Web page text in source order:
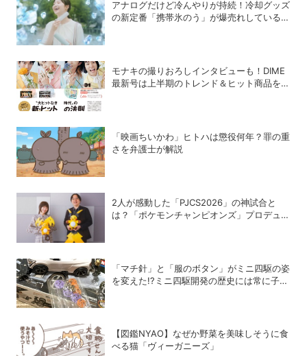
アナログだけど冷んやりが持続！冷却グッズ
の新定番「携帯氷のう」が爆売れしている理
モナキの撮りおろしインタビューも！DIME
最新号は上半期のトレンド＆ヒット商品を総
「映画ちいかわ」ヒトハは懲役何年？罪の重
さを弁護士が解説
2人が感動した「PJCS2026」の神試合と
は？「ポケモンチャンピオンズ」プロデュー
「マチ針」と「服のボタン」がミニ四駆の姿
を変えた!?ミニ四駆開発の歴史には常に子ど
【図鑑NYAO】なぜか野菜を美味しそうに食
べる猫「ヴィーガニーズ」